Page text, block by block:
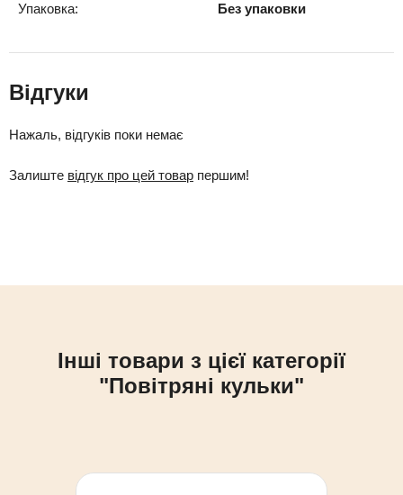
Упаковка: Без упаковки
Відгуки
Нажаль, відгуків поки немає
Залиште відгук про цей товар першим!
Інші товари з цієї категорії
"Повітряні кульки"